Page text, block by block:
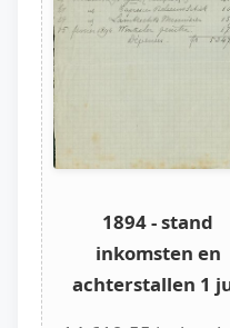
1894 - stand
inkomsten en
achterstallen 1